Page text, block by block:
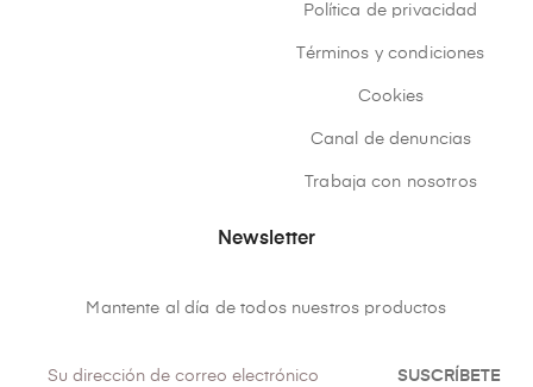
Política de privacidad
Términos y condiciones
Cookies
Canal de denuncias
Trabaja con nosotros
Newsletter
Mantente al día de todos nuestros productos
SUSCRÍBETE